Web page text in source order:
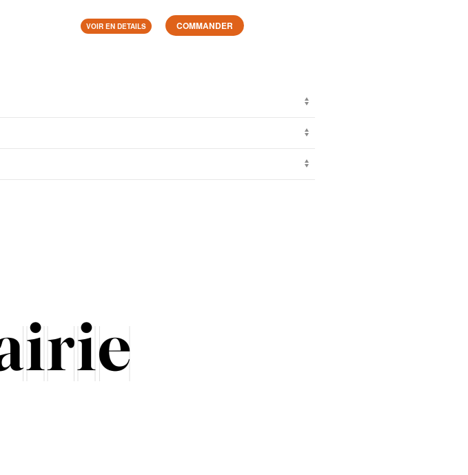
VOIR EN DETAILS COMMANDER